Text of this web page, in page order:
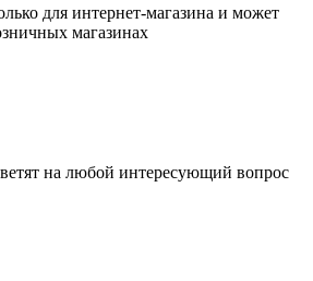
для интернет-магазина и может
магазинах
на любой интересующий вопрос